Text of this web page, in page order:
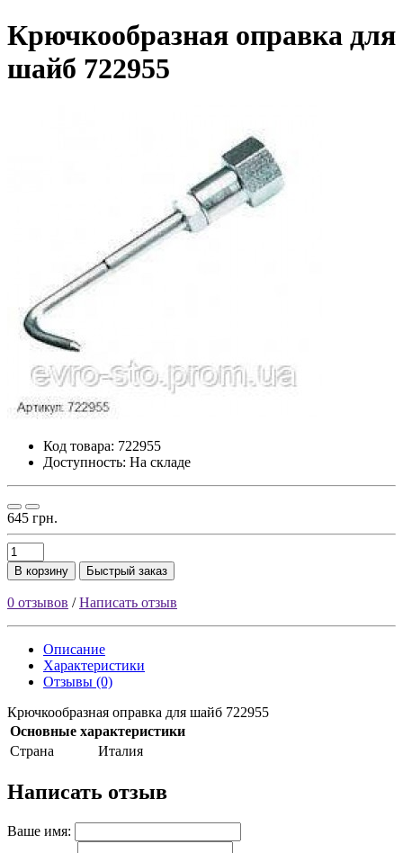
Крючкообразная оправка для
шайб 722955
Код товара: 722955
Доступность: На складе
645 грн.
В корзину Быстрый заказ
0 отзывов /Написать отзыв
Описание
Характеристики
Отзывы (0)
Крючкообразная оправка для шайб 722955
Основные характеристики
Страна
Италия
Написать отзыв
Ваше имя: